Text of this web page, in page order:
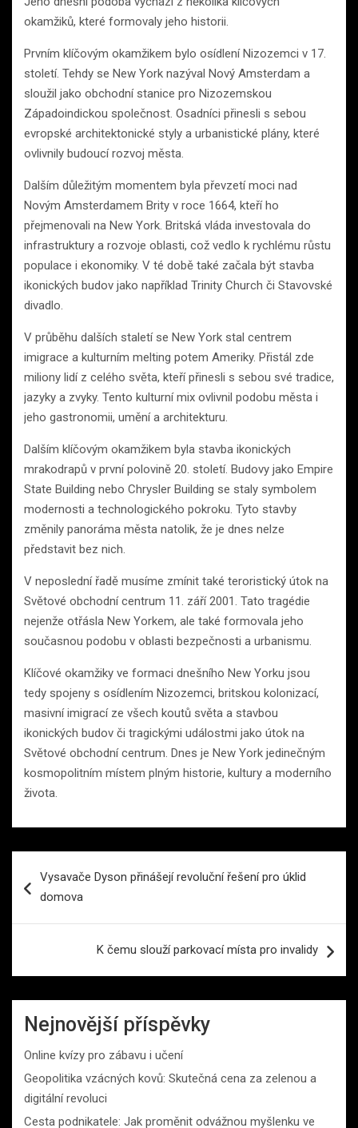
okamžiků, které formovaly jeho historii.
Prvním klíčovým okamžikem bylo osídlení Nizozemci v 17.
století. Tehdy se New York nazýval Nový Amsterdam a
sloužil jako obchodní stanice pro Nizozemskou
Západoindickou společnost. Osadníci přinesli s sebou
evropské architektonické styly a urbanistické plány, které
ovlivnily budoucí rozvoj města.
Dalším důležitým momentem byla převzetí moci nad
Novým Amsterdamem Brity v roce 1664, kteří ho
přejmenovali na New York. Britská vláda investovala do
infrastruktury a rozvoje oblasti, což vedlo k rychlému růstu
populace i ekonomiky. V té době také začala být stavba
ikonických budov jako například Trinity Church či Stavovské
divadlo.
V průběhu dalších staletí se New York stal centrem
imigrace a kulturním melting potem Ameriky. Přistál zde
miliony lidí z celého světa, kteří přinesli s sebou své tradice,
jazyky a zvyky. Tento kulturní mix ovlivnil podobu města i
jeho gastronomii, umění a architekturu.
Dalším klíčovým okamžikem byla stavba ikonických
mrakodrapů v první polovině 20. století. Budovy jako Empire
State Building nebo Chrysler Building se staly symbolem
modernosti a technologického pokroku. Tyto stavby
změnily panoráma města natolik, že je dnes nelze
představit bez nich.
V neposlední řadě musíme zmínit také teroristický útok na
Světové obchodní centrum 11. září 2001. Tato tragédie
nejenže otřásla New Yorkem, ale také formovala jeho
současnou podobu v oblasti bezpečnosti a urbanismu.
Klíčové okamžiky ve formaci dnešního New Yorku jsou
tedy spojeny s osídlením Nizozemci, britskou kolonizací,
masivní imigrací ze všech koutů světa a stavbou
ikonických budov či tragickými událostmi jako útok na
Světové obchodní centrum. Dnes je New York jedinečným
kosmopolitním místem plným historie, kultury a moderního
života.
proVysavače Dyson přinášejí revoluční řešení pro úklid
domova
K čemu slouží parkovací místa pro invalidy
Nejnovější příspěvky
Online kvízy pro zábavu i učení
Geopolitika vzácných kovů: Skutečná cena za zelenou a
digitální revoluci
Cesta podnikatele: Jak proměnit odvážnou myšlenku ve